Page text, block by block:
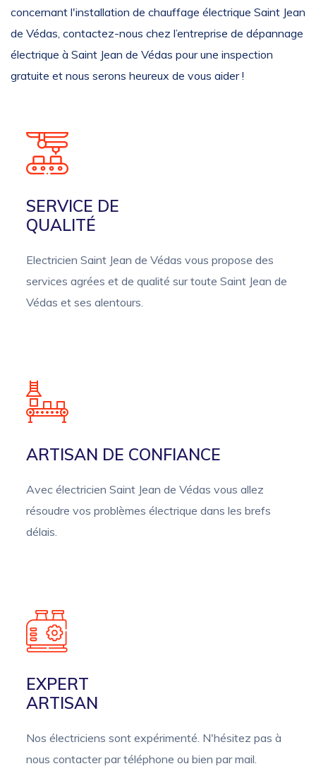
concernant l'installation de chauffage électrique Saint Jean
de Védas, contactez-nous chez l’entreprise de dépannage
électrique à Saint Jean de Védas pour une inspection
gratuite et nous serons heureux de vous aider !
SERVICE DE
QUALITÉ
Electricien Saint Jean de Védas vous propose des
services agrées et de qualité sur toute Saint Jean de
Védas et ses alentours.
ARTISAN DE CONFIANCE
Avec électricien Saint Jean de Védas vous allez
résoudre vos problèmes électrique dans les brefs
délais.
EXPERT
ARTISAN
Nos électriciens sont expérimenté. N'hésitez pas à
nous contacter par téléphone ou bien par mail.